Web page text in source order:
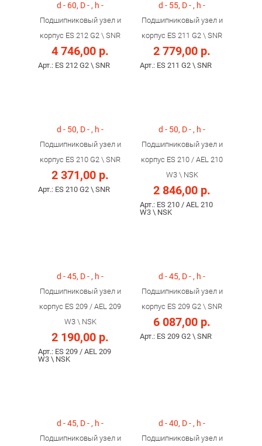
d - 60, D - , h -
Подшипниковый узел и
корпус ES 212 G2 \ SNR
4 746,00 р.
Арт.: ES 212 G2 \ SNR
d - 55, D - , h -
Подшипниковый узел и
корпус ES 211 G2 \ SNR
2 779,00 р.
Арт.: ES 211 G2 \ SNR
d - 50, D - , h -
Подшипниковый узел и
корпус ES 210 G2 \ SNR
2 371,00 р.
Арт.: ES 210 G2 \ SNR
d - 50, D - , h -
Подшипниковый узел и
корпус ES 210 / AEL 210
W3 \ NSK
2 846,00 р.
Арт.: ES 210 / AEL 210
W3 \ NSK
d - 45, D - , h -
Подшипниковый узел и
корпус ES 209 / AEL 209
W3 \ NSK
2 190,00 р.
Арт.: ES 209 / AEL 209
W3 \ NSK
d - 45, D - , h -
Подшипниковый узел и
корпус ES 209 G2 \ SNR
6 087,00 р.
Арт.: ES 209 G2 \ SNR
d - 45, D - , h -
Подшипниковый узел и
d - 40, D - , h -
Подшипниковый узел и